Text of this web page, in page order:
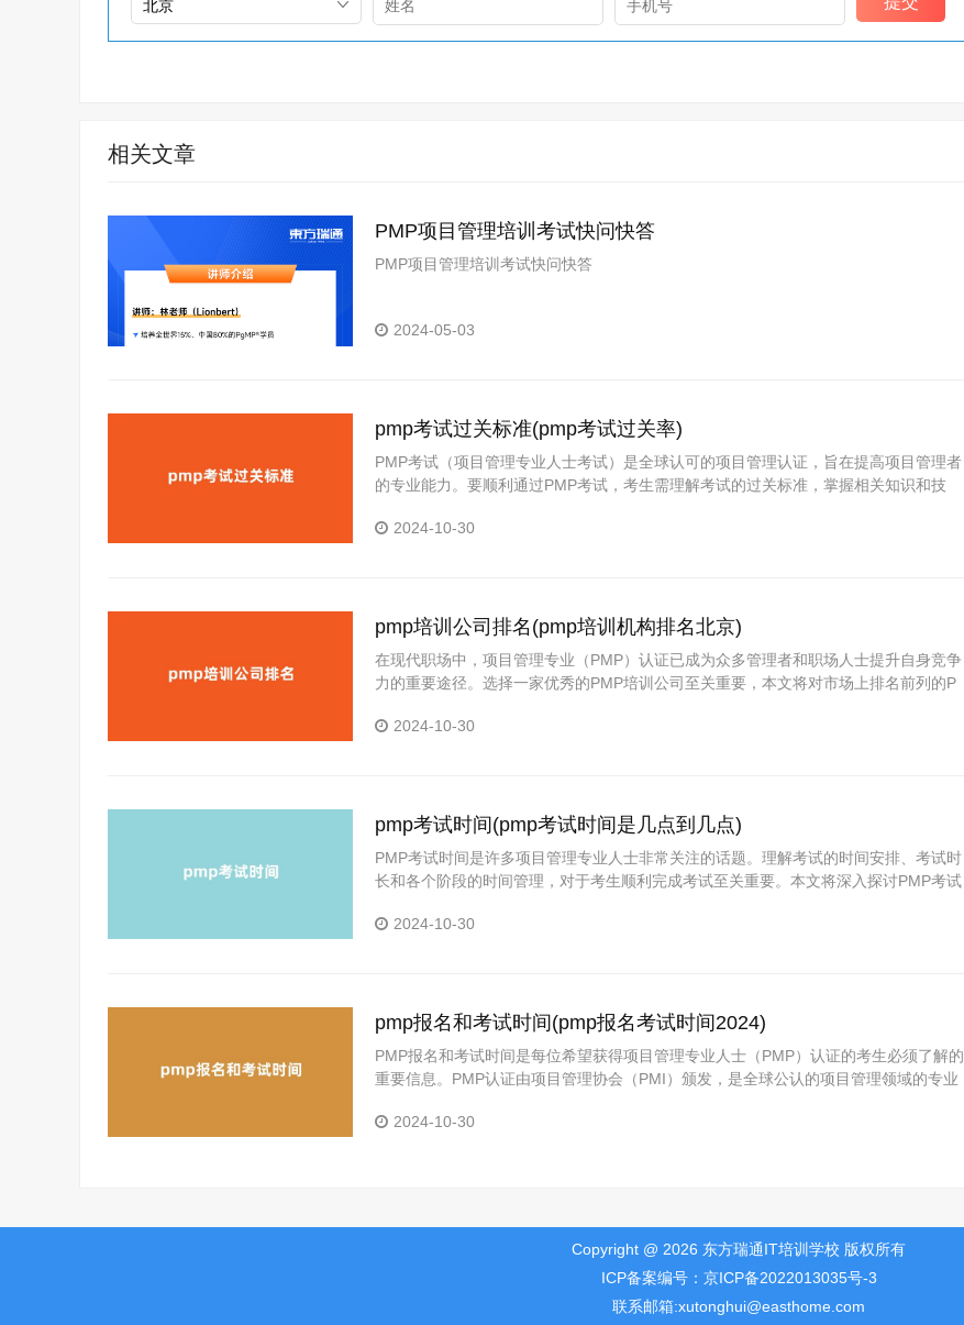
相关文章
PMP项目管理培训考试快问快答
PMP项目管理培训考试快问快答
2024-05-03
pmp考试过关标准(pmp考试过关率)
PMP考试（项目管理专业人士考试）是全球认可的项目管理认证，旨在提高项目管理者
的专业能力。要顺利通过PMP考试，考生需理解考试的过关标准，掌握相关知识和技
MP考试过关标准概述 PMP考试的过关标准主要包括考试的评分标准和通过率。考试由2
2024-10-30
pmp培训公司排名(pmp培训机构排名北京)
在现代职场中，项目管理专业（PMP）认证已成为众多管理者和职场人士提升自身竞争
力的重要途径。选择一家优秀的PMP培训公司至关重要，本文将对市场上排名前列的P
在竞争激烈的商业环境中，拥有PMP认证的专业人士往往更具优势。PMP培训不仅能够
2024-10-30
pmp考试时间(pmp考试时间是几点到几点)
PMP考试时间是许多项目管理专业人士非常关注的话题。理解考试的时间安排、考试时
长和各个阶段的时间管理，对于考生顺利完成考试至关重要。本文将深入探讨PMP考试
试通常安排在考生选择的日期进行，全球多个考点提供灵活的考试时间。考试持续时间
2024-10-30
pmp报名和考试时间(pmp报名考试时间2024)
PMP报名和考试时间是每位希望获得项目管理专业人士（PMP）认证的考生必须了解的
重要信息。PMP认证由项目管理协会（PMI）颁发，是全球公认的项目管理领域的专业
地规划自己的备考之路。 1. PMP报名流程 PMP的报名流程相对简单，考生需要首先满
2024-10-30
Copyright @ 2026 东方瑞通IT培训学校 版权所有
ICP备案编号：京ICP备2022013035号-3
联系邮箱:xutonghui@easthome.com